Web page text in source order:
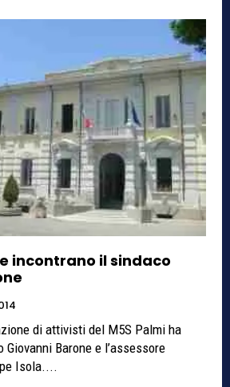
incontrano il sindaco
di attivisti del M5S Palmi ha
Barone e l’assessore
Isola....